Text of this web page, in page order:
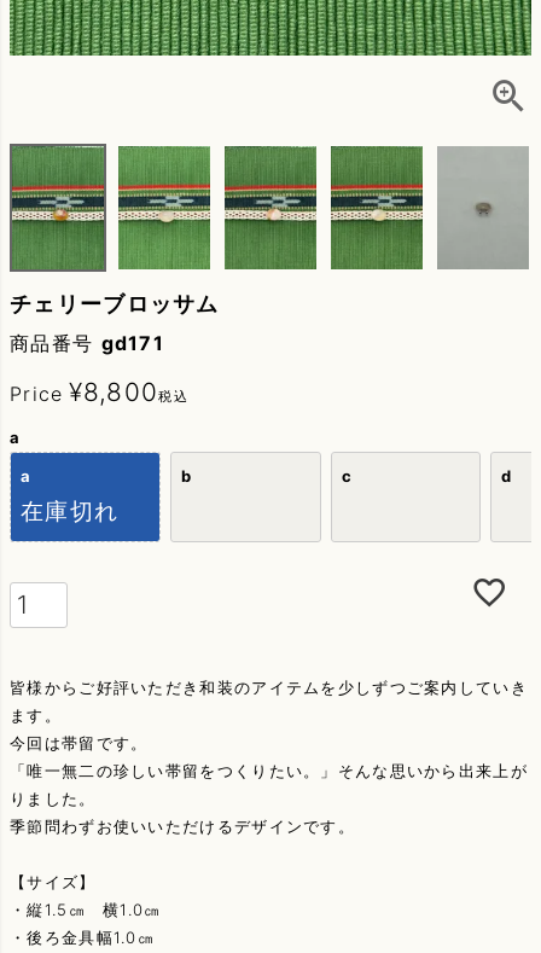
チェリーブロッサム
商品番号 gd171
Price ¥8,800税込
a
a
在庫切れ
b c d
皆様からご好評いただき和装のアイテムを少しずつご案内していき
ます。
今回は帯留です。
「唯一無二の珍しい帯留をつくりたい。」そんな思いから出来上が
りました。
季節問わずお使いいただけるデザインです。
【サイズ】
・縦1.5㎝ 横1.0㎝
・後ろ金具幅1.0㎝